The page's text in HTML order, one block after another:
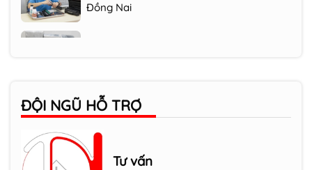
ĐỘI NGŨ HỖ TRỢ
Tư vấn